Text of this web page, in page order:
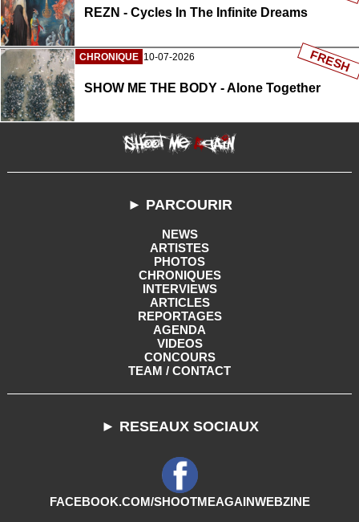
REZN - Cycles In The Infinite Dreams
CHRONIQUE 10-07-2026
SHOW ME THE BODY - Alone Together
FRESH
► PARCOURIR
NEWS
ARTISTES
PHOTOS
CHRONIQUES
INTERVIEWS
ARTICLES
REPORTAGES
AGENDA
VIDEOS
CONCOURS
TEAM / CONTACT
► RESEAUX SOCIAUX
FACEBOOK.COM/SHOOTMEAGAINWEBZINE